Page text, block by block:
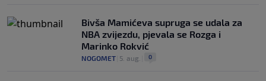
Bivša Mamićeva supruga se udala za
NBA zvijezdu, pjevala se Rozga i
Marinko Rokvić
NOGOMET 5. aug. 0